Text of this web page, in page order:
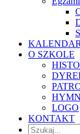
O SZKOLE
HYMN
LOGO
KONTAKT
Szukaj